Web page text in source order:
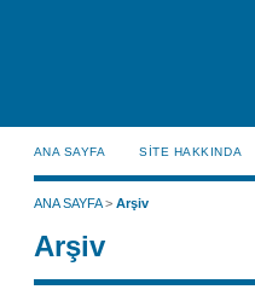
ANA SAYFA SİTE HAKKINDA
ANA SAYFA> Arşiv
Arşiv